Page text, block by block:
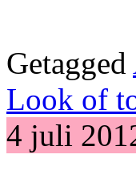
Getagged
Look of
4 juli